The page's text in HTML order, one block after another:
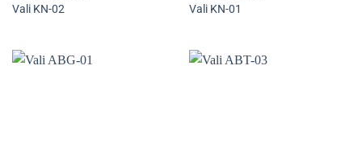
Vali KN-02 Vali KN-01